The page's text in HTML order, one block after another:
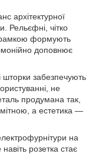
архітектурної
Рельєфні, чітко
рамкою формують
доповнює
шторки забезпечують
не
продумана так,
а естетика —
на
розетка стає